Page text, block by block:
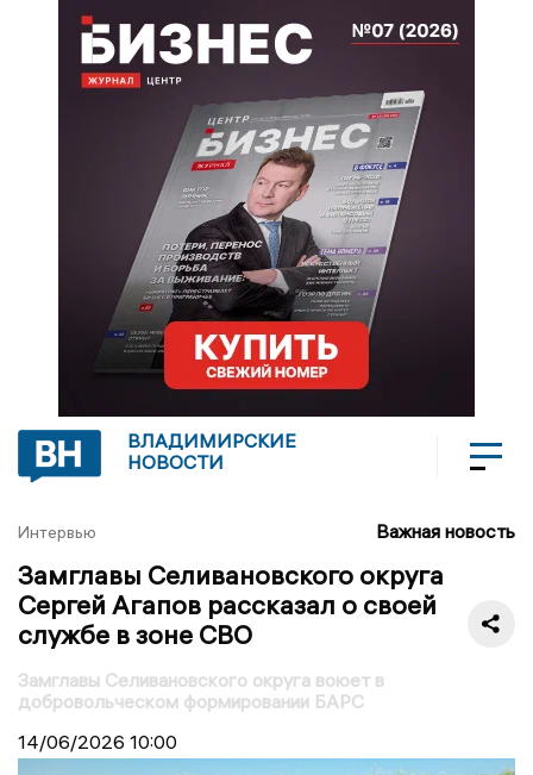
ВЛАДИМИРСКИЕ
НОВОСТИ
Интервью Важная новость
Замглавы Селивановского округа
Сергей Агапов рассказал о своей
службе в зоне СВО
Замглавы Селивановского округа воюет в
добровольческом формировании БАРС
14/06/2026 10:00